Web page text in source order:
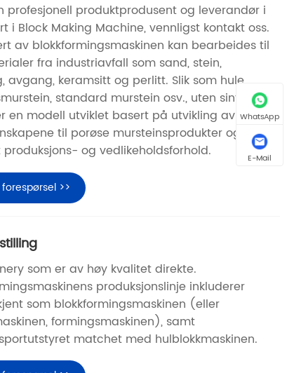
profesjonell produktprodusent og leverandør i
i Block Making Machine, vennligst kontakt oss.
av blokkformingsmaskinen kan bearbeides til
fra industriavfall som sand, stein,
avgang, keramsitt og perlitt. Slik som hule
standard murstein osv., uten sintring.
en modell utviklet basert på utvikling av
til porøse mursteinsprodukter og
og vedlikeholdsforhold.
>>
som er av høy kvalitet direkte.
produksjonslinje inkluderer
som blokkformingsmaskinen (eller
formingsmaskinen), samt
matchet med hulblokkmaskinen.
WhatsApp
E-Mail